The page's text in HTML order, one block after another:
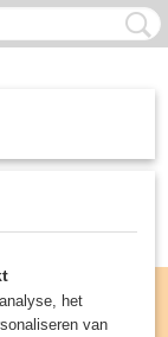
het
van